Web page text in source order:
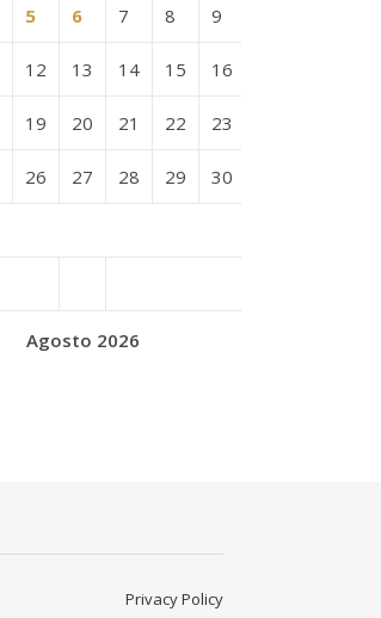
Agosto 2026
5 6 7 8 9
12 13 14 15 16
19 20 21 22 23
26 27 28 29 30
Privacy Policy